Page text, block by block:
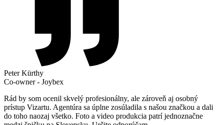
Peter Kürthy
Co-owner - Joybex
Rád by som ocenil skvelý profesionálny, ale zároveň aj osobný
prístup Vizartu. Agentúra sa úplne zosúladila s našou značkou a dali
do toho naozaj všetko. Foto a video produkcia patrí jednoznačne